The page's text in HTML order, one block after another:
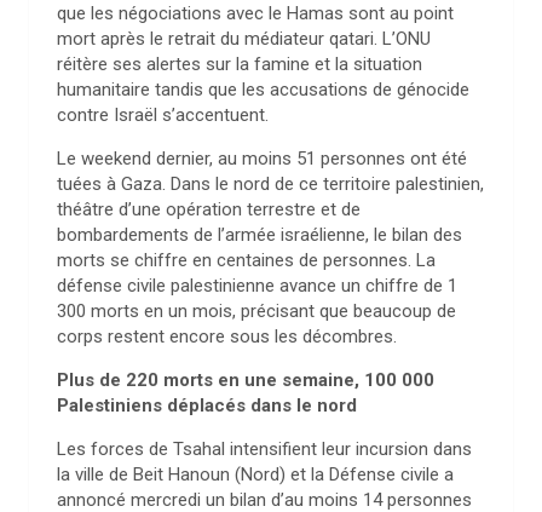
que les négociations avec le Hamas sont au point
mort après le retrait du médiateur qatari. L’ONU
réitère ses alertes sur la famine et la situation
humanitaire tandis que les accusations de génocide
contre Israël s’accentuent.
Le weekend dernier, au moins 51 personnes ont été
tuées à Gaza. Dans le nord de ce territoire palestinien,
théâtre d’une opération terrestre et de
bombardements de l’armée israélienne, le bilan des
morts se chiffre en centaines de personnes. La
défense civile palestinienne avance un chiffre de 1
300 morts en un mois, précisant que beaucoup de
corps restent encore sous les décombres.
Plus de 220 morts en une semaine, 100 000
Palestiniens déplacés dans le nord
Les forces de Tsahal intensifient leur incursion dans
la ville de Beit Hanoun (Nord) et la Défense civile a
annoncé mercredi un bilan d’au moins 14 personnes